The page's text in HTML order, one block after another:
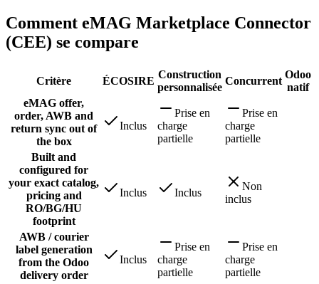
Comment eMAG Marketplace Connector
(CEE) se compare
Critère ÉCOSIRE
Construction
personnalisée
Concurrent
Odoo
natif
eMAG offer,
order, AWB and
return sync out of
the box
Inclus
Prise en
charge
partielle
Prise en
charge
partielle
Built and
configured for
your exact catalog,
pricing and
RO/BG/HU
footprint
Inclus Inclus
Non
inclus
AWB / courier
label generation
from the Odoo
delivery order
Inclus
Prise en
charge
partielle
Prise en
charge
partielle